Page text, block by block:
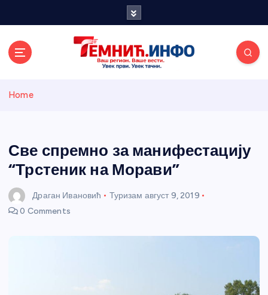
и портал
Home
Све спремно за манифестацију
“Трстеник на Морави”
Драган Ивановић Туризам август 9, 2019
0 Comments